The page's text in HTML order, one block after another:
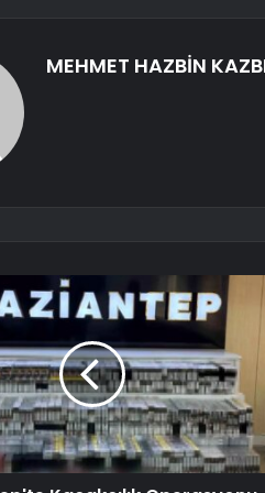
MEHMET HAZBİN